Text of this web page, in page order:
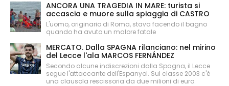
ANCORA UNA TRAGEDIA IN MARE: turista si
accascia e muore sulla spiaggia di CASTRO
L'uomo, originario di Roma, stava facendo il bagno
quando ha avuto un malore fatale
MERCATO. Dalla SPAGNA rilanciano: nel mirino
del Lecce l'ala MARCOS FERNÁNDEZ
Secondo alcune indiscrezioni dalla Spagna, il Lecce
segue l'attaccante dell'Espanyol. Sul classe 2003 c'è
una clausola rescissoria da due milioni di euro.